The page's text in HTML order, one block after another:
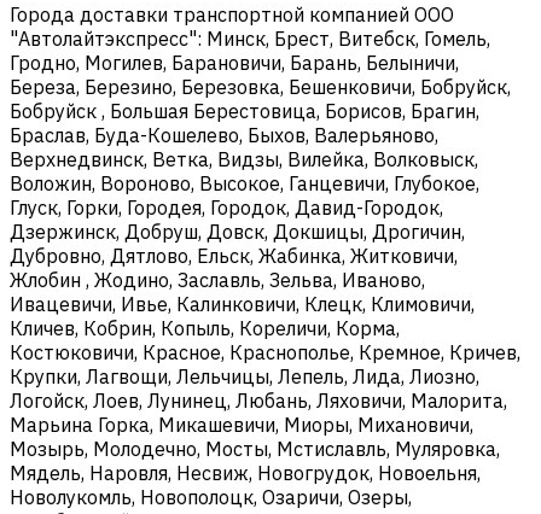
Города доставки транспортной компанией ООО
"Автолайтэкспресс": Минск, Брест, Витебск, Гомель,
Гродно, Могилев, Барановичи, Барань, Белыничи,
Береза, Березино, Березовка, Бешенковичи, Бобруйск,
Бобруйск , Большая Берестовица, Борисов, Брагин,
Браслав, Буда-Кошелево, Быхов, Валерьяново,
Верхнедвинск, Ветка, Видзы, Вилейка, Волковыск,
Воложин, Вороново, Высокое, Ганцевичи, Глубокое,
Глуск, Горки, Городея, Городок, Давид-Городок,
Дзержинск, Добруш, Довск, Докшицы, Дрогичин,
Дубровно, Дятлово, Ельск, Жабинка, Житковичи,
Жлобин , Жодино, Заславль, Зельва, Иваново,
Ивацевичи, Ивье, Калинковичи, Клецк, Климовичи,
Кличев, Кобрин, Копыль, Кореличи, Корма,
Костюковичи, Красное, Краснополье, Кремное, Кричев,
Крупки, Лагвощи, Лельчицы, Лепель, Лида, Лиозно,
Логойск, Лоев, Лунинец, Любань, Ляховичи, Малорита,
Марьина Горка, Микашевичи, Миоры, Михановичи,
Мозырь, Молодечно, Мосты, Мстиславль, Муляровка,
Мядель, Наровля, Несвиж, Новогрудок, Новоельня,
Новолукомль, Новополоцк, Озаричи, Озеры,